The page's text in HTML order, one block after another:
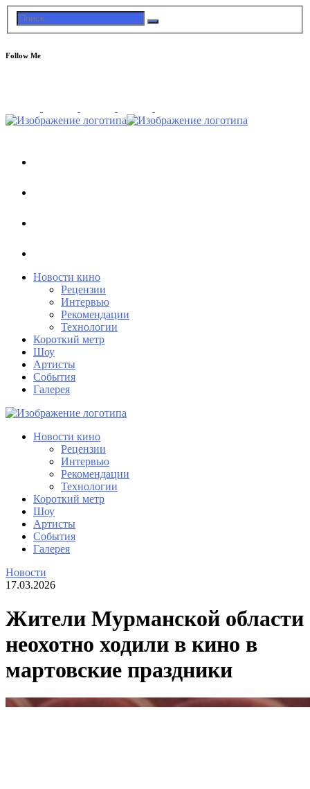
Follow Me
Новости кино
Рецензии
Интервью
Рекомендации
Технологии
Короткий метр
Шоу
Артисты
События
Галерея
Новости кино
Рецензии
Интервью
Рекомендации
Технологии
Короткий метр
Шоу
Артисты
События
Галерея
Новости
17.03.2026
Жители Мурманской области
неохотно ходили в кино в
мартовские праздники